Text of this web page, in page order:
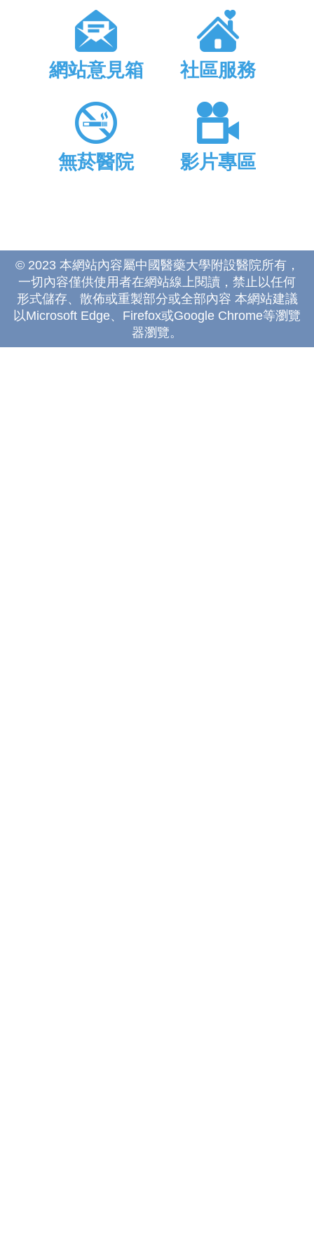
網站意見箱 社區服務
無菸醫院 影片專區
© 2023 本網站內容屬中國醫藥大學附設醫院所有，
一切內容僅供使用者在網站線上閱讀，禁止以任何
形式儲存、散佈或重製部分或全部內容 本網站建議
以Microsoft Edge、Firefox或Google Chrome等瀏覽
器瀏覽。